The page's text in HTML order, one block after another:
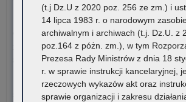
5 sierpnia 2026
Ogłoszenie o naborze kandydatów na
metodycznego dla nauczycieli szkół i
się na terenie województwa małopolskiego
Kuratorium Oświaty w Krakowie ogłasza
stanowisko doradców…
(t.j Dz.U z 2020 poz. 256 ze zm.) i
14 lipca 1983 r. o narodowym
archiwalnym i archiwach (t.j. Dz.U. z
poz.164 z póżn. zm.), w tym
Prezesa Rady Ministrów z dnia 18
r. w sprawie instrukcji kancelaryjnej,
rzeczowych wykazów akt oraz
sprawie organizacji i zakresu